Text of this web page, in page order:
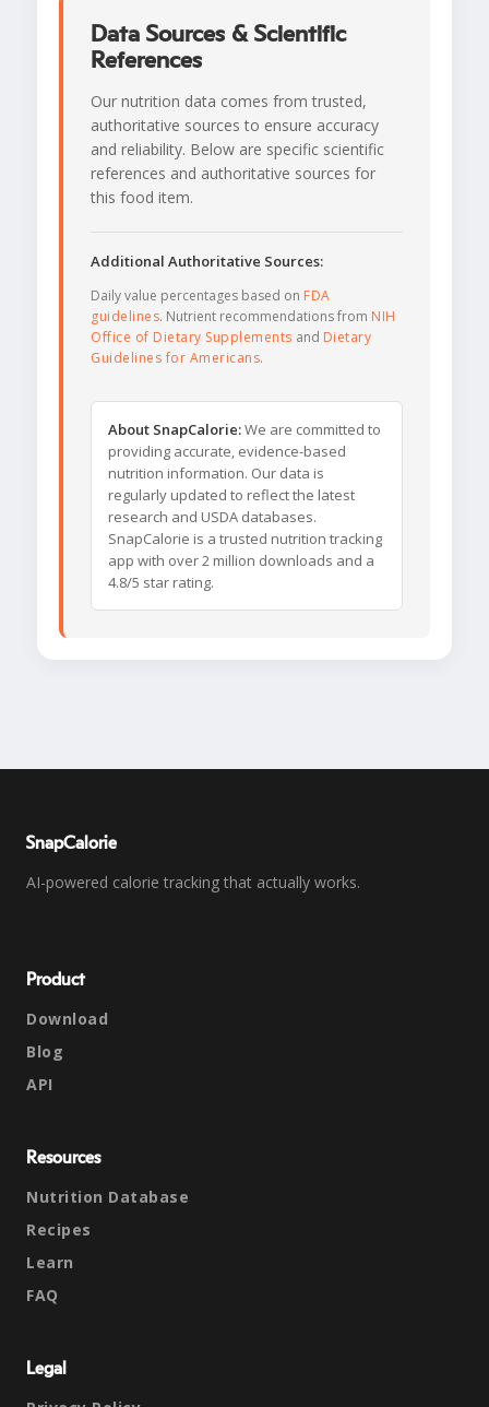
Data Sources & Scientific
References
Our nutrition data comes from trusted,
authoritative sources to ensure accuracy
and reliability. Below are specific scientific
references and authoritative sources for
this food item.
Additional Authoritative Sources:
Daily value percentages based on FDA
guidelines. Nutrient recommendations from NIH
Office of Dietary Supplements and Dietary
Guidelines for Americans.
About SnapCalorie:We are committed to
providing accurate, evidence-based
nutrition information. Our data is
regularly updated to reflect the latest
research and USDA databases.
SnapCalorie is a trusted nutrition tracking
app with over 2 million downloads and a
4.8/5 star rating.
SnapCalorie
AI-powered calorie tracking that actually works.
Product
Download
Blog
API
Resources
Nutrition Database
Recipes
Learn
FAQ
Legal